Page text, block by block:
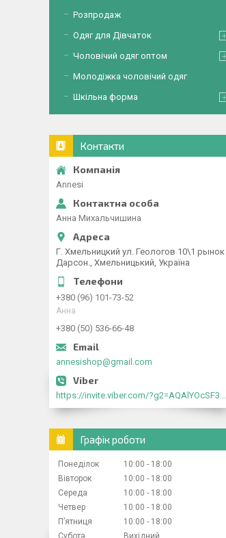
Розпродаж
Одяг для Дівчаток
Чоловічий одяг оптом
Молодіжка чоловічий одяг
Шкільна форма
Контакти
Annesi
Анна Михальчишина
Г. Хмельницкий ул. Геологов 10\1 рынок
Дарсон., Хмельницький, Україна
+380 (96) 101-73-52
Анна
+380 (50) 536-66-48
annesishop@gmail.com
https://invite.viber.com/?g2=AQAlYOcSF30rb0kdJdojYDWtk4sNE5eWPg2Om5jJmRlpJwnTwfwnCzMMxer2vioZ"
Графік роботи
Понеділок 10:00
18:00
Вівторок
10:00
18:00
Середа
10:00
18:00
Четвер
10:00
18:00
Пʼятниця
10:00
18:00
Субота
Вихідний